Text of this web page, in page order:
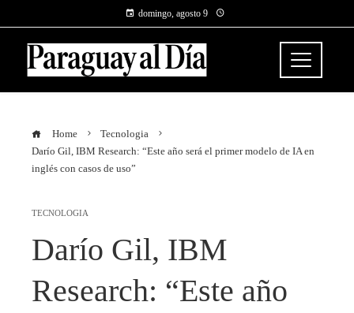
domingo, agosto 9
Home
Tecnologia
Darío Gil, IBM Research: “Este año será el primer modelo de IA en
inglés con casos de uso”
TECNOLOGIA
Darío Gil, IBM
Research: “Este año